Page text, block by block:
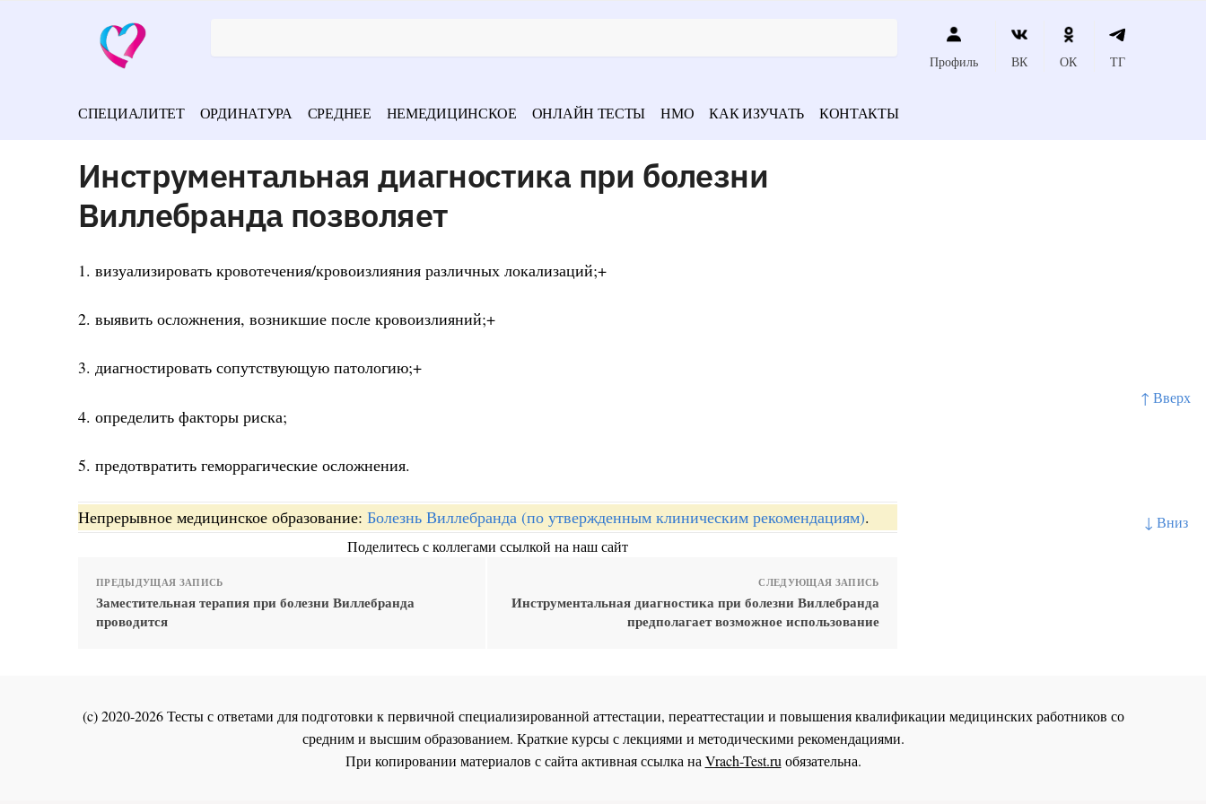
↑ Вверх
↓ Вниз
Профиль ВК ОК ТГ
СПЕЦИАЛИТЕТ ОРДИНАТУРА СРЕДНЕЕ НЕМЕДИЦИНСКОЕ ОНЛАЙН ТЕСТЫ НМО КАК ИЗУЧАТЬ КОНТАКТЫ
Инструментальная диагностика при болезни
Виллебранда позволяет
1. визуализировать кровотечения/кровоизлияния различных локализаций;+
2. выявить осложнения, возникшие после кровоизлияний;+
3. диагностировать сопутствующую патологию;+
4. определить факторы риска;
5. предотвратить геморрагические осложнения.
Непрерывное медицинское образование: Болезнь Виллебранда (по утвержденным клиническим рекомендациям).
Поделитесь с коллегами ссылкой на наш сайт
ПРЕДЫДУЩАЯ ЗАПИСЬ
Заместительная терапия при болезни Виллебранда
проводится
СЛЕДУЮЩАЯ ЗАПИСЬ
Инструментальная диагностика при болезни Виллебранда
предполагает возможное использование
(c) 2020-2026 Тесты с ответами для подготовки к первичной специализированной аттестации, переаттестации и повышения квалификации медицинских работников со
средним и высшим образованием. Краткие курсы с лекциями и методическими рекомендациями.
При копировании материалов с сайта активная ссылка на Vrach-Test.ru обязательна.